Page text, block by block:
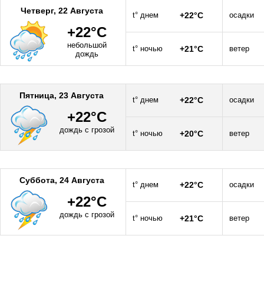
Четверг, 22 Августа
+22°C
небольшой
дождь
t° днем +22°C осадки
t° ночью +21°C ветер
Пятница, 23 Августа
+22°C
дождь с грозой
t° днем +22°C осадки
t° ночью +20°C ветер
Суббота, 24 Августа
+22°C
дождь с грозой
t° днем +22°C осадки
t° ночью +21°C ветер